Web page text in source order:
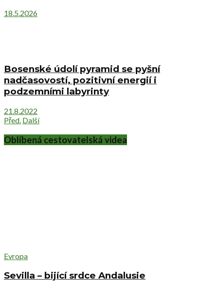
18.5.2026
Bosenské údolí pyramid se pyšní
nadčasovostí, pozitivní energií i
podzemními labyrinty
21.8.2022
Před. Další
Oblíbená cestovatelská videa
Evropa
Sevilla – bijící srdce Andalusie